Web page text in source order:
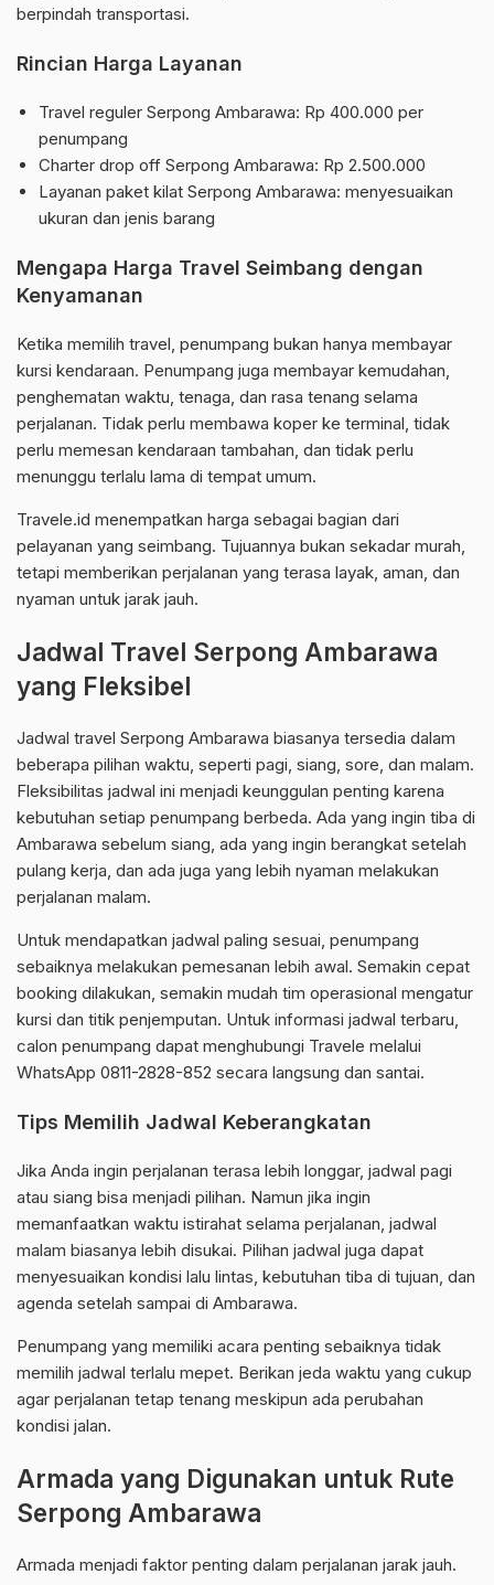
berpindah transportasi.
Rincian Harga Layanan
Travel reguler Serpong Ambarawa: Rp 400.000 per
penumpang
Charter drop off Serpong Ambarawa: Rp 2.500.000
Layanan paket kilat Serpong Ambarawa: menyesuaikan
ukuran dan jenis barang
Mengapa Harga Travel Seimbang dengan
Kenyamanan
Ketika memilih travel, penumpang bukan hanya membayar
kursi kendaraan. Penumpang juga membayar kemudahan,
penghematan waktu, tenaga, dan rasa tenang selama
perjalanan. Tidak perlu membawa koper ke terminal, tidak
perlu memesan kendaraan tambahan, dan tidak perlu
menunggu terlalu lama di tempat umum.
Travele.id menempatkan harga sebagai bagian dari
pelayanan yang seimbang. Tujuannya bukan sekadar murah,
tetapi memberikan perjalanan yang terasa layak, aman, dan
nyaman untuk jarak jauh.
Jadwal Travel Serpong Ambarawa
yang Fleksibel
Jadwal travel Serpong Ambarawa biasanya tersedia dalam
beberapa pilihan waktu, seperti pagi, siang, sore, dan malam.
Fleksibilitas jadwal ini menjadi keunggulan penting karena
kebutuhan setiap penumpang berbeda. Ada yang ingin tiba di
Ambarawa sebelum siang, ada yang ingin berangkat setelah
pulang kerja, dan ada juga yang lebih nyaman melakukan
perjalanan malam.
Untuk mendapatkan jadwal paling sesuai, penumpang
sebaiknya melakukan pemesanan lebih awal. Semakin cepat
booking dilakukan, semakin mudah tim operasional mengatur
kursi dan titik penjemputan. Untuk informasi jadwal terbaru,
calon penumpang dapat menghubungi Travele melalui
WhatsApp 0811-2828-852 secara langsung dan santai.
Tips Memilih Jadwal Keberangkatan
Jika Anda ingin perjalanan terasa lebih longgar, jadwal pagi
atau siang bisa menjadi pilihan. Namun jika ingin
memanfaatkan waktu istirahat selama perjalanan, jadwal
malam biasanya lebih disukai. Pilihan jadwal juga dapat
menyesuaikan kondisi lalu lintas, kebutuhan tiba di tujuan, dan
agenda setelah sampai di Ambarawa.
Penumpang yang memiliki acara penting sebaiknya tidak
memilih jadwal terlalu mepet. Berikan jeda waktu yang cukup
agar perjalanan tetap tenang meskipun ada perubahan
kondisi jalan.
Armada yang Digunakan untuk Rute
Serpong Ambarawa
Armada menjadi faktor penting dalam perjalanan jarak jauh.